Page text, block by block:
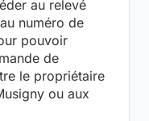
au relevé
numéro de
pouvoir
de
le propriétaire
ou aux